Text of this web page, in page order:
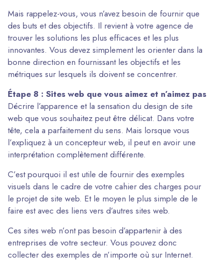
Mais rappelez-vous, vous n’avez besoin de fournir que
des buts et des objectifs. Il revient à votre agence de
trouver les solutions les plus efficaces et les plus
innovantes. Vous devez simplement les orienter dans la
bonne direction en fournissant les objectifs et les
métriques sur lesquels ils doivent se concentrer.
Étape 8 : Sites web que vous aimez et n’aimez pas
Décrire l’apparence et la sensation du design de site
web que vous souhaitez peut être délicat. Dans votre
tête, cela a parfaitement du sens. Mais lorsque vous
l’expliquez à un concepteur web, il peut en avoir une
interprétation complètement différente.
C’est pourquoi il est utile de fournir des exemples
visuels dans le cadre de votre cahier des charges pour
le projet de site web. Et le moyen le plus simple de le
faire est avec des liens vers d’autres sites web.
Ces sites web n’ont pas besoin d’appartenir à des
entreprises de votre secteur. Vous pouvez donc
collecter des exemples de n’importe où sur Internet.